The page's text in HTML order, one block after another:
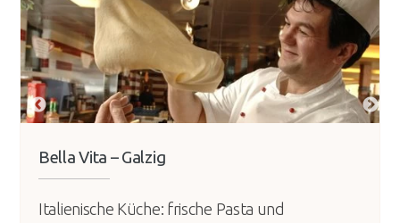
Bella Vita – Galzig
Italienische Küche: frische Pasta und